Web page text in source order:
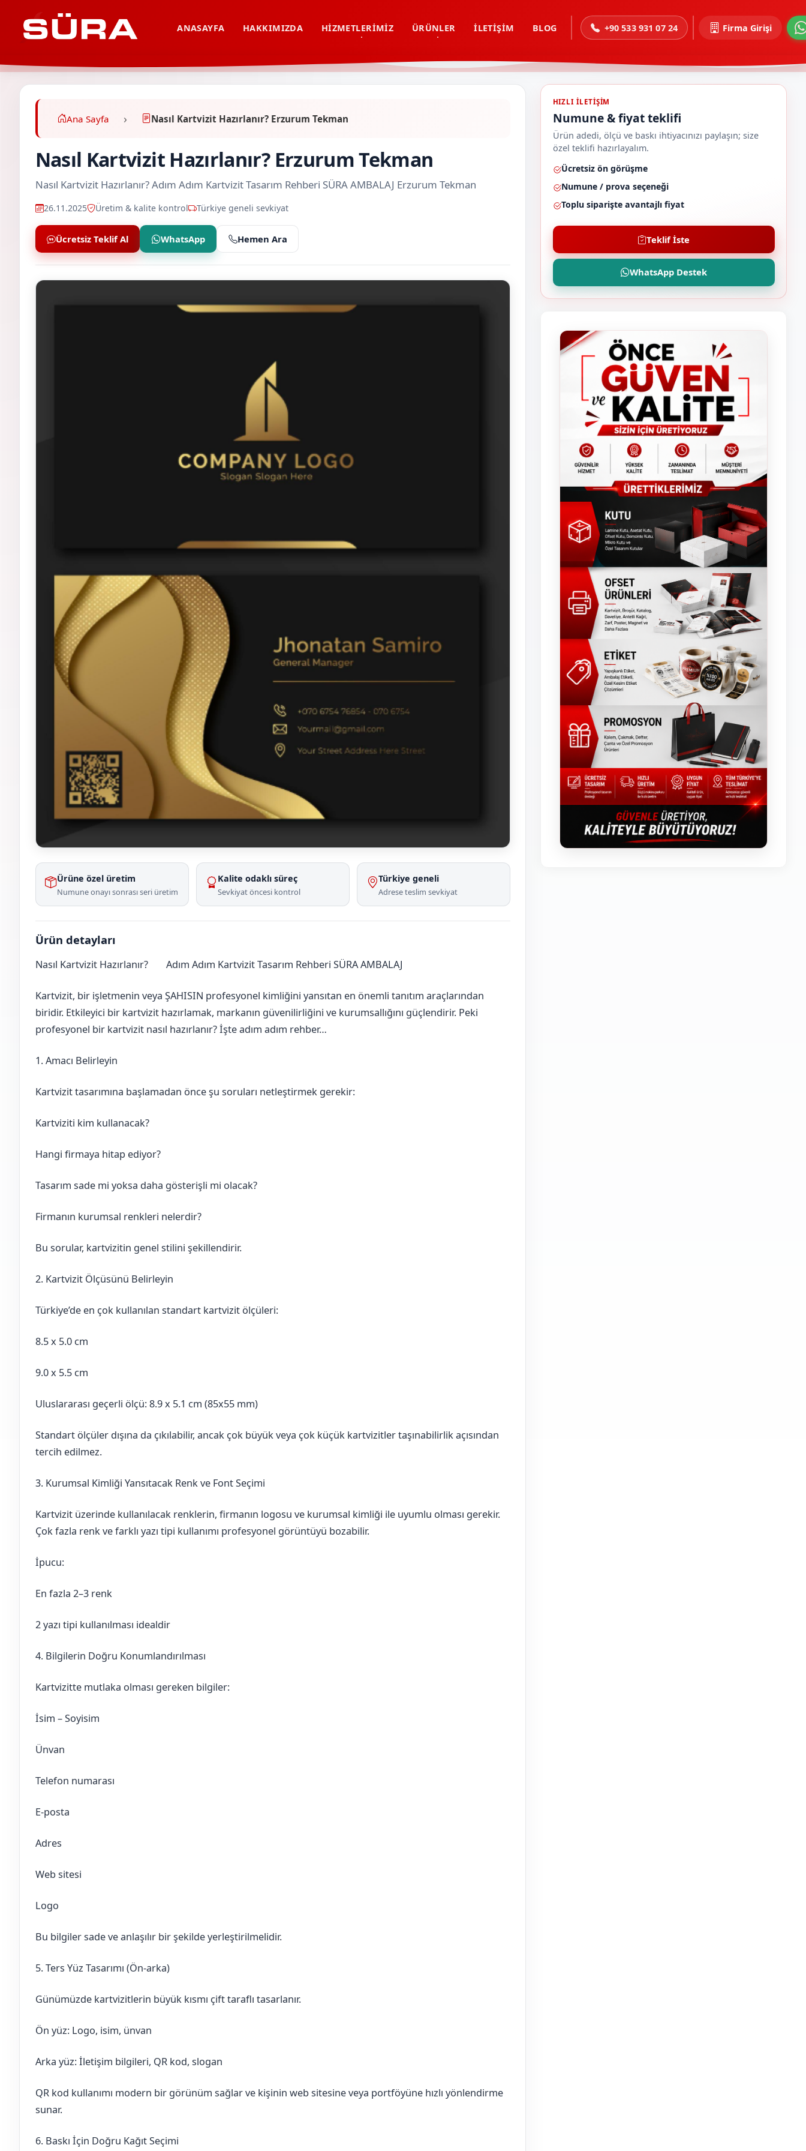
ANASAYFA HAKKIMIZDA HIZMETLERIMIZ ÜRÜNLER İLETIŞIM BLOG +90 533 931 07 24 Firma Girişi
Ana Sayfa Nasıl Kartvizit Hazırlanır? Erzurum Tekman
Nasıl Kartvizit Hazırlanır? Erzurum Tekman
Nasıl Kartvizit Hazırlanır? Adım Adım Kartvizit Tasarım Rehberi SÜRA AMBALAJ Erzurum Tekman
26.11.2025 Üretim & kalite kontrol Türkiye geneli sevkiyat
Ücretsiz Teklif Al WhatsApp Hemen Ara
Ürüne özel üretim
Numune onayı sonrası seri üretim
Kalite odaklı süreç
Sevkiyat öncesi kontrol
Türkiye geneli
Adrese teslim sevkiyat
Ürün detayları
Nasıl Kartvizit Hazırlanır? Adım Adım Kartvizit Tasarım Rehberi SÜRA AMBALAJ
Kartvizit, bir işletmenin veya ŞAHISIN profesyonel kimliğini yansıtan en önemli tanıtım araçlarından
biridir. Etkileyici bir kartvizit hazırlamak, markanın güvenilirliğini ve kurumsallığını güçlendirir. Peki
profesyonel bir kartvizit nasıl hazırlanır? İşte adım adım rehber…
1. Amacı Belirleyin
Kartvizit tasarımına başlamadan önce şu soruları netleştirmek gerekir:
Kartviziti kim kullanacak?
Hangi firmaya hitap ediyor?
Tasarım sade mi yoksa daha gösterişli mi olacak?
Firmanın kurumsal renkleri nelerdir?
Bu sorular, kartvizitin genel stilini şekillendirir.
2. Kartvizit Ölçüsünü Belirleyin
Türkiye’de en çok kullanılan standart kartvizit ölçüleri:
8.5 x 5.0 cm
9.0 x 5.5 cm
Uluslararası geçerli ölçü: 8.9 x 5.1 cm (85x55 mm)
Standart ölçüler dışına da çıkılabilir, ancak çok büyük veya çok küçük kartvizitler taşınabilirlik açısından
tercih edilmez.
3. Kurumsal Kimliği Yansıtacak Renk ve Font Seçimi
Kartvizit üzerinde kullanılacak renklerin, firmanın logosu ve kurumsal kimliği ile uyumlu olması gerekir.
Çok fazla renk ve farklı yazı tipi kullanımı profesyonel görüntüyü bozabilir.
İpucu:
En fazla 2–3 renk
2 yazı tipi kullanılması idealdir
4. Bilgilerin Doğru Konumlandırılması
Kartvizitte mutlaka olması gereken bilgiler:
İsim – Soyisim
Ünvan
Telefon numarası
E-posta
Adres
Web sitesi
Logo
Bu bilgiler sade ve anlaşılır bir şekilde yerleştirilmelidir.
5. Ters Yüz Tasarımı (Ön-arka)
Günümüzde kartvizitlerin büyük kısmı çift taraflı tasarlanır.
Ön yüz: Logo, isim, ünvan
Arka yüz: İletişim bilgileri, QR kod, slogan
QR kod kullanımı modern bir görünüm sağlar ve kişinin web sitesine veya portföyüne hızlı yönlendirme
sunar.
6. Baskı İçin Doğru Kağıt Seçimi
HIZLI ILETIŞIM
Numune & fiyat teklifi
Ürün adedi, ölçü ve baskı ihtiyacınızı paylaşın; size
özel teklifi hazırlayalım.
Ücretsiz ön görüşme
Numune / prova seçeneği
Toplu siparişte avantajlı fiyat
Teklif İste
WhatsApp Destek